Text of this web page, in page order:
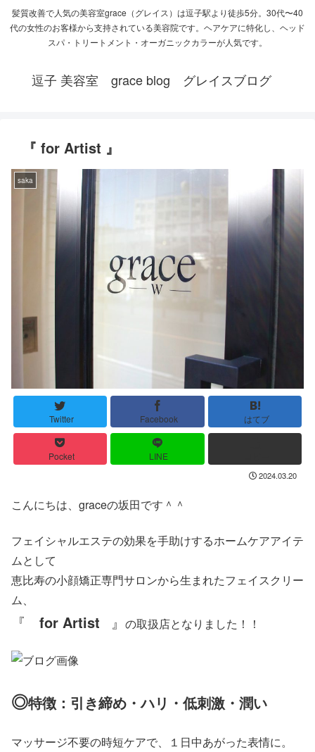
髪質改善で人気の美容室grace（グレイス）は逗子駅より徒歩5分。30代〜40
代の女性のお客様から支持されている美容院です。ヘアケアに特化し、ヘッド
スパ・トリートメント・オーガニックカラーが人気です。
逗子 美容室 grace blog グレイスブログ
『 for Artist 』
saka
Twitter Facebook はてブ
Pocket LINE
2024.03.20
こんにちは、graceの坂田です＾＾
フェイシャルエステの効果を手助けするホームケアアイテ
ムとして
恵比寿の小顔矯正専門サロンから生まれたフェイスクリー
ム、
『 for Artist 』 の取扱店となりました！！
◎特徴：引き締め・ハリ・低刺激・潤い
マッサージ不要の時短ケアで、１日中あがった表情に。